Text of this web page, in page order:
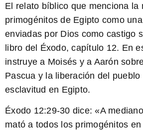
El relato bíblico que menciona la
primogénitos de Egipto como
enviadas por Dios como castigo
libro del Éxodo, capítulo 12. En
instruye a Moisés y a Aarón
Pascua y la liberación del
esclavitud en Egipto.
Éxodo 12:29-30 dice: «A
mató a todos los primogénitos